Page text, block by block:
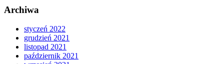
Archiwa
styczeń 2022
grudzień 2021
listopad 2021
październik 2021